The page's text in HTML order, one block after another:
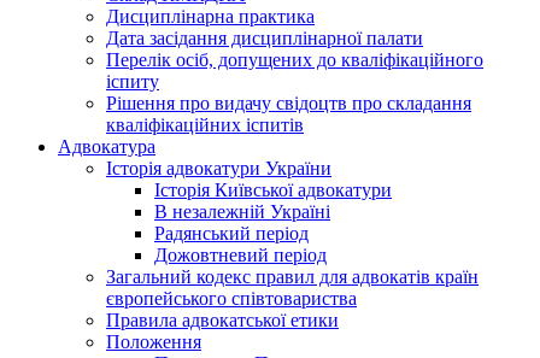
Дисциплінарна практика
Дата засідання дисциплінарної палати
Перелік осіб, допущених до кваліфікаційного
іспиту
Рішення про видачу свідоцтв про складання
кваліфікаційних іспитів
Адвокатура
Історія адвокатури України
Історія Київської адвокатури
В незалежній Україні
Радянський період
Дожовтневий період
Загальний кодекс правил для адвокатів країн
європейського співтовариства
Правила адвокатської етики
Положення